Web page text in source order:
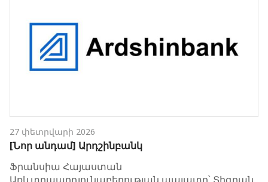
27 փետրվարի 2026
[Նոր անդամ] Արդշինբանկ
Ֆրանսիա Հայաստան